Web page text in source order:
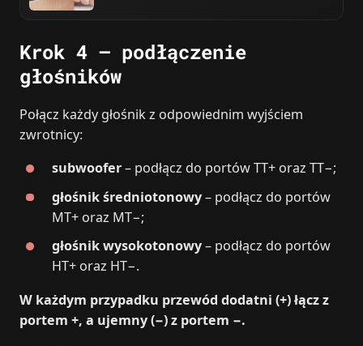
Krok 4 – podłączenie
głośników
Połącz każdy głośnik z odpowiednim wyjściem
zwrotnicy:
subwoofer– podłącz do portów TT+ oraz TT−;
głośnik średniotonowy– podłącz do portów
MT+ oraz MT−;
głośnik wysokotonowy– podłącz do portów
HT+ oraz HT−.
W każdym przypadku przewód dodatni (+) łącz z
portem +, a ujemny (−) z portem −.